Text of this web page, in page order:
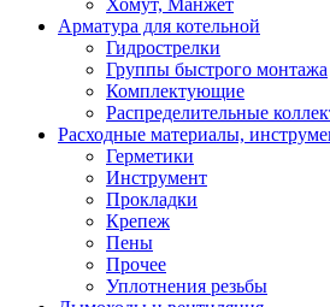
Хомут, Манжет
Арматура для котельной
Гидрострелки
Группы быстрого монтажа
Комплектующие
Распределительные
Расходные материалы,
Герметики
Инструмент
Прокладки
Крепеж
Пены
Прочее
Уплотнения резьбы